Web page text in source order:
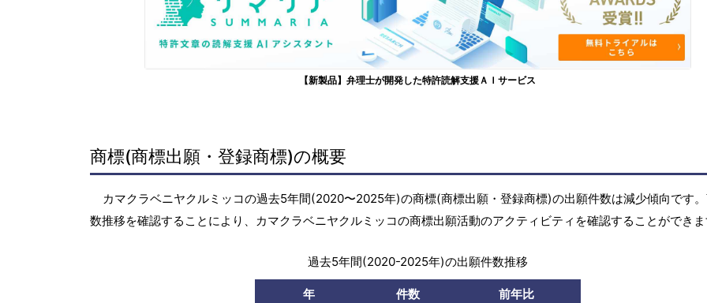
【新製品】弁理士が開発した特許読解支援ＡＩサービス
商標(商標出願・登録商標)の概要
カマクラベニヤクルミッコの過去5年間(2020〜2025年)の商標(商標出願・登録商標)の出願件数は減少傾向です
数推移を確認することにより、カマクラベニヤクルミッコの商標出願活動のアクティビティを確認することができ
過去5年間(2020-2025年)の出願件数推移
年 件数
前年比